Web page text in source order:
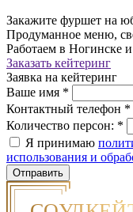
Закажите фуршет на
Продуманное меню,
Работаем в Ногинске
Заказать кейтеринг
Заявка на кейтеринг
Ваше имя *
Контактный телефон *
Количество персон: *
Я принимаю
использования и